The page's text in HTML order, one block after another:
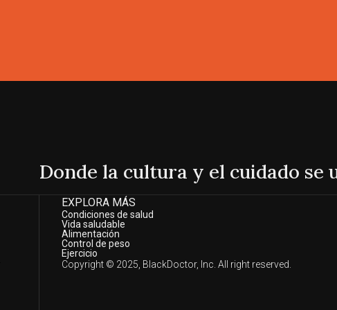
Donde la cultura y el cuidado se
EXPLORA MÁS
Condiciones de salud
Vida saludable
Alimentación
Control de peso
Ejercicio
Copyright © 2025, BlackDoctor, Inc. All right reserved.